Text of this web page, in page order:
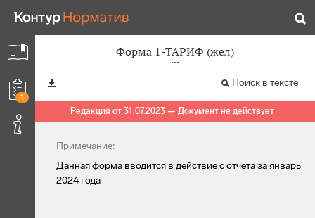
1
Форма 1-ТАРИФ (жел)
Поиск в тексте
Редакция от 31.07.2023 — Документ не действует
Примечание:
Данная форма вводится в действие с отчета за январь
2024 года